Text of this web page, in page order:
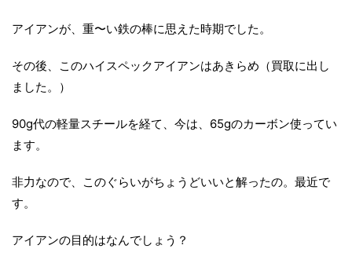
アイアンが、重〜い鉄の棒に思えた時期でした。
その後、このハイスペックアイアンはあきらめ（買取に出し
ました。）
90g代の軽量スチールを経て、今は、65gのカーボン使ってい
ます。
非力なので、このぐらいがちょうどいいと解ったの。最近で
す。
アイアンの目的はなんでしょう？